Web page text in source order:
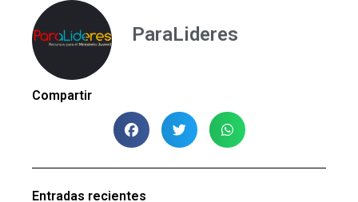
ParaLideres
Compartir
Entradas recientes